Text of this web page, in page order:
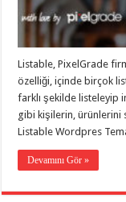
taşımacılık,
gaziantep
gaziantep
evden
taşımacılık,
gaziantep
evden
taşımacılık,
gaziantep
Listable, PixelGrade
özelliği, içinde birçok
farklı şekilde listeleyip
gibi kişilerin, ürünlerini
Listable Wordpres
Devamını Gör »